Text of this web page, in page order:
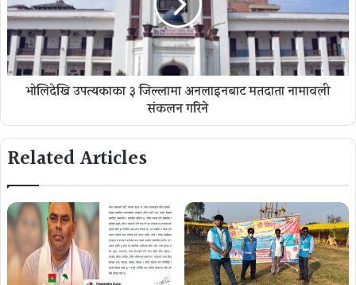
भोलिदेखि उपत्यकाका ३ जिल्लामा अनलाइनबाट मतदाता नामावली
संकलन गरिने
Related Articles